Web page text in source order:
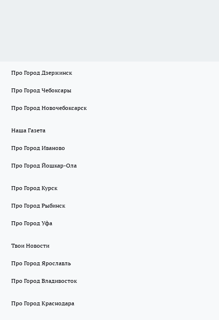
Про Город Дзержинск
Про Город Чебоксары
Про Город Новочебоксарск
Наша Газета
Про Город Иваново
Про Город Йошкар-Ола
Про Город Курск
Про Город Рыбинск
Про Город Уфа
Твои Новости
Про Город Ярославль
Про Город Владивосток
Про Город Краснодара